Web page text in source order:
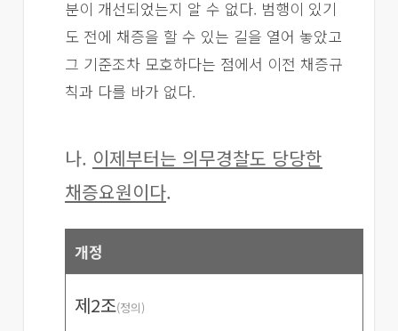
분이 개선되었는지 알 수 없다. 범행이 있기
도 전에 채증을 할 수 있는 길을 열어 놓았고
그 기준조차 모호하다는 점에서 이전 채증규
칙과 다를 바가 없다.
나. 이제부터는 의무경찰도 당당한
채증요원이다.
개정
제2조(정의)